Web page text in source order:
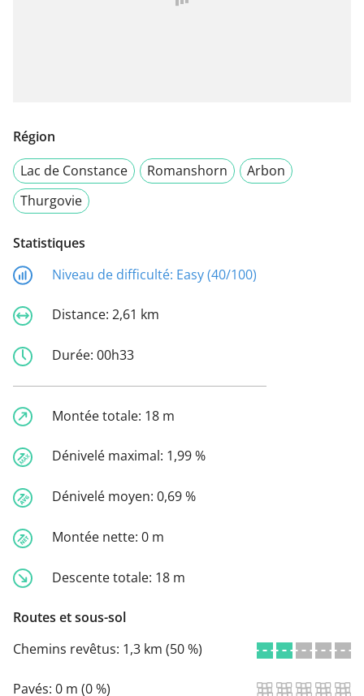
Région
Lac de Constance
Romanshorn
Arbon
Thurgovie
Statistiques
Niveau de difficulté: Easy (40/100)
Distance: 2,61 km
Durée: 00h33
Montée totale: 18 m
Dénivelé maximal: 1,99 %
Dénivelé moyen: 0,69 %
Montée nette: 0 m
Descente totale: 18 m
Routes et sous-sol
Chemins revêtus: 1,3 km (50 %)
Pavés: 0 m (0 %)